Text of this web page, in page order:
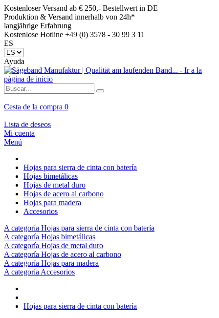
Kostenloser Versand ab € 250,- Bestellwert in DE
Produktion & Versand innerhalb von 24h*
langjährige Erfahrung
Kostenlose Hotline +49 (0) 3578 - 30 99 3 11
ES
Ayuda
Cesta de la compra 0
Lista de deseos
Mi cuenta
Menú
Hojas para sierra de cinta con batería
Hojas bimetálicas
Hojas de metal duro
Hojas de acero al carbono
Hojas para madera
Accesorios
A categoría Hojas para sierra de cinta con batería
A categoría Hojas bimetálicas
A categoría Hojas de metal duro
A categoría Hojas de acero al carbono
A categoría Hojas para madera
A categoría Accesorios
Hojas para sierra de cinta con batería